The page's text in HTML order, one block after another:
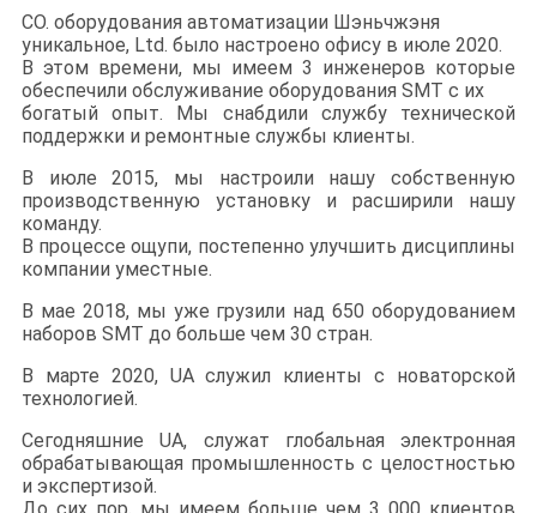
CO. оборудования автоматизации Шэньчжэня
уникальное, Ltd. было настроено офису в июле 2020.
В этом времени, мы имеем 3 инженеров которые
обеспечили обслуживание оборудования SMT с их
богатый опыт. Мы снабдили службу технической
поддержки и ремонтные службы клиенты.
В июле 2015, мы настроили нашу собственную
производственную установку и расширили нашу
команду.
В процессе ощупи, постепенно улучшить дисциплины
компании уместные.
В мае 2018, мы уже грузили над 650 оборудованием
наборов SMT до больше чем 30 стран.
В марте 2020, UA служил клиенты с новаторской
технологией.
Сегодняшние UA, служат глобальная электронная
обрабатывающая промышленность с целостностью
и экспертизой.